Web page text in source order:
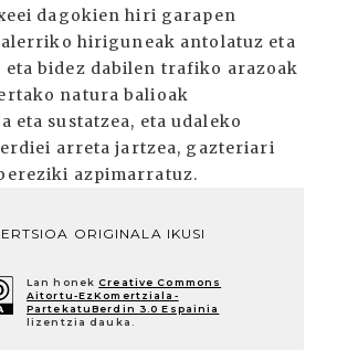
dagokien hiri garapen
hiriguneak antolatuz eta
bidez dabilen trafiko arazoak
natura balioak
eta sustatzea, eta udaleko
arreta jartzea, gazteriari
azpimarratuz.
ORIGINALA IKUSI
Lan honek Creative Commons
Aitortu-EzKomertziala-
PartekatuBerdin 3.0 Espainia
lizentzia dauka.